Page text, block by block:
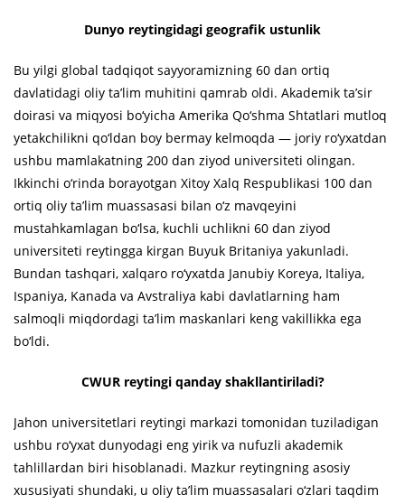
Dunyo reytingidagi geografik ustunlik
Bu yilgi global tadqiqot sayyoramizning 60 dan ortiq
davlatidagi oliy ta’lim muhitini qamrab oldi. Akademik ta’sir
doirasi va miqyosi bo‘yicha Amerika Qo‘shma Shtatlari mutloq
yetakchilikni qo‘ldan boy bermay kelmoqda — joriy ro‘yxatdan
ushbu mamlakatning 200 dan ziyod universiteti olingan.
Ikkinchi o‘rinda borayotgan Xitoy Xalq Respublikasi 100 dan
ortiq oliy ta’lim muassasasi bilan o‘z mavqeyini
mustahkamlagan bo‘lsa, kuchli uchlikni 60 dan ziyod
universiteti reytingga kirgan Buyuk Britaniya yakunladi.
Bundan tashqari, xalqaro ro‘yxatda Janubiy Koreya, Italiya,
Ispaniya, Kanada va Avstraliya kabi davlatlarning ham
salmoqli miqdordagi ta’lim maskanlari keng vakillikka ega
bo‘ldi.
CWUR reytingi qanday shakllantiriladi?
Jahon universitetlari reytingi markazi tomonidan tuziladigan
ushbu ro‘yxat dunyodagi eng yirik va nufuzli akademik
tahlillardan biri hisoblanadi. Mazkur reytingning asosiy
xususiyati shundaki, u oliy ta’lim muassasalari o‘zlari taqdim